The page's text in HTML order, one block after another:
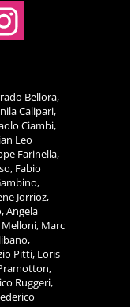
Bellora,
Calipari,
Ciambi,
Leo
Farinella,
Fabio
Jorrioz,
Angela
Marc
Pitti, Loris
Ruggeri,